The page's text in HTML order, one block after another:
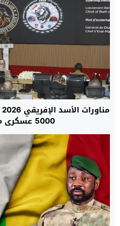
5000 عسكري من 40 دولة